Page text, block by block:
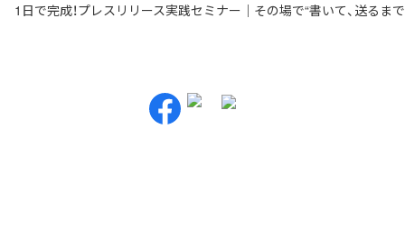
1日で完成！プレスリリース実践セミナー｜その場で“書いて、送るま